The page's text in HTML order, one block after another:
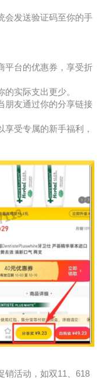
会发送验证码至你的手
平台的优惠券，享受折
的实际支出更少。
朋友通过你的分享链接
享受专属的新手福利，
销活动，如双11、618